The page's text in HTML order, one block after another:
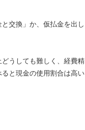
交換」か、仮払金を出し
うしても難しく、経費精
と現金の使用割合は高い